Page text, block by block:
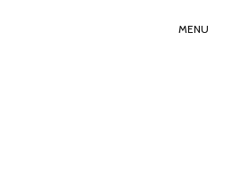
MENU